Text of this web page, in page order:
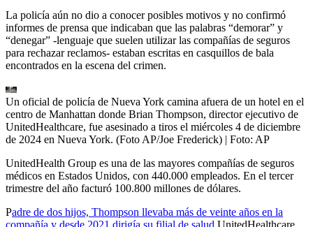
La policía aún no dio a conocer posibles motivos y no confirmó
informes de prensa que indicaban que las palabras “demorar” y
“denegar” -lenguaje que suelen utilizar las compañías de seguros
para rechazar reclamos- estaban escritas en casquillos de bala
encontrados en la escena del crimen.
Un oficial de policía de Nueva York camina afuera de un hotel en el
centro de Manhattan donde Brian Thompson, director ejecutivo de
UnitedHealthcare, fue asesinado a tiros el miércoles 4 de diciembre
de 2024 en Nueva York. (Foto AP/Joe Frederick) | Foto: AP
UnitedHealth Group es una de las mayores compañías de seguros
médicos en Estados Unidos, con 440.000 empleados. En el tercer
trimestre del año facturó 100.800 millones de dólares.
Padre de dos hijos, Thompson llevaba más de veinte años en la
compañía y desde 2021 dirigía su filial de salud UnitedHealthcare,